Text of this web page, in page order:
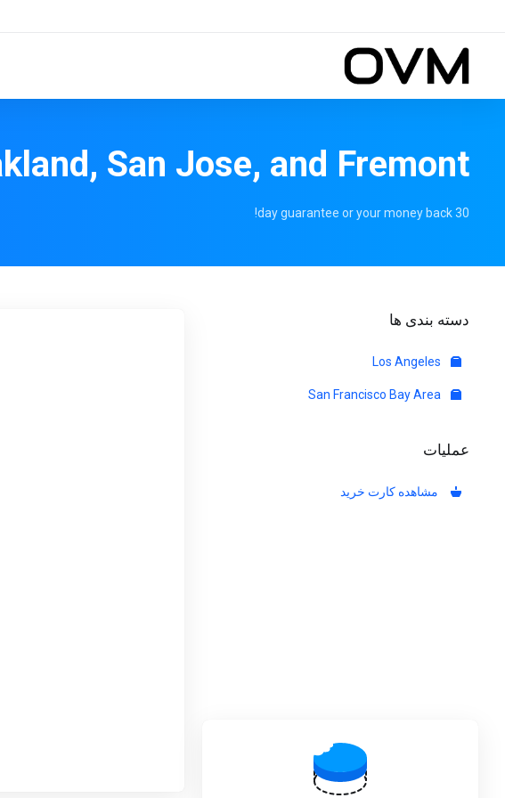
San Jose, and Fremont
30 day guarantee or your money back!
دسته بندی ها
عملیات
مشاهده کارت خرید